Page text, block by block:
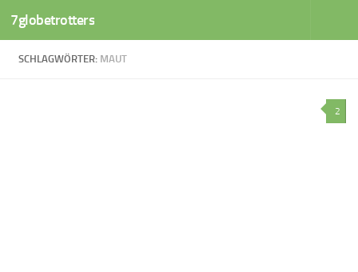
Zum Inhalt springen
7globetrotters
SCHLAGWÖRTER: MAUT
2